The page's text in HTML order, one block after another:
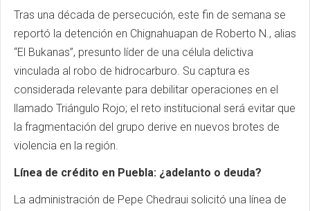
Tras una década de persecución, este fin de semana se
reportó la detención en Chignahuapan de Roberto N., alias
“El Bukanas”, presunto líder de una célula delictiva
vinculada al robo de hidrocarburo. Su captura es
considerada relevante para debilitar operaciones en el
llamado Triángulo Rojo; el reto institucional será evitar que
la fragmentación del grupo derive en nuevos brotes de
violencia en la región.
Línea de crédito en Puebla: ¿adelanto o deuda?
La administración de Pepe Chedraui solicitó una línea de